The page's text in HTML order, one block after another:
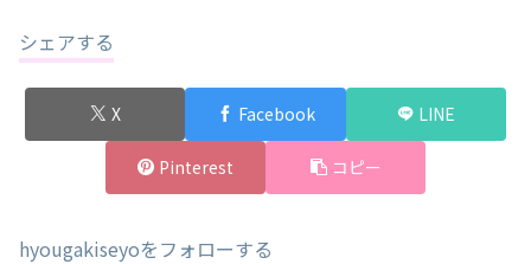
シェアする
X Facebook LINE
Pinterest コピー
hyougakiseyoをフォローする